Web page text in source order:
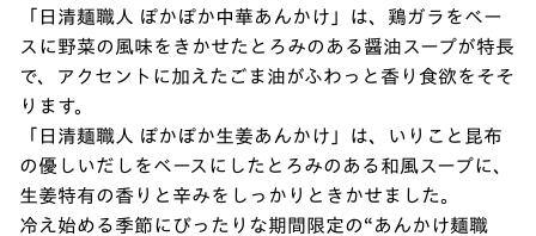
「日清麺職人 ぽかぽか中華あんかけ」は、鶏ガラをベー
スに野菜の風味をきかせたとろみのある醤油スープが特長
で、アクセントに加えたごま油がふわっと香り食欲をそそ
ります。
「日清麺職人 ぽかぽか生姜あんかけ」は、いりこと昆布
の優しいだしをベースにしたとろみのある和風スープに、
生姜特有の香りと辛みをしっかりときかせました。
冷え始める季節にぴったりな期間限定の“あんかけ麺職